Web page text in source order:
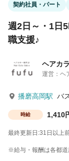
契約社員・パート
週2日～・1日
職支援♪
ヘアカ
運営：ヘ
播磨高岡駅 バ
時給 1,410
最終更新日:31日以上
※給与・報酬は各都道